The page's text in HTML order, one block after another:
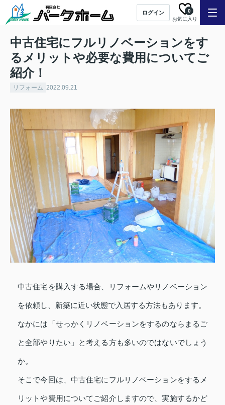
ログイン
お気に入り
0
中古住宅にフルリノベーションをす
るメリットや必要な費用についてご
紹介！
リフォーム 2022.09.21
中古住宅を購入する場合、リフォームやリノベーション
を依頼し、新築に近い状態で入居する方法もあります。
なかには「せっかくリノベーションをするのならまるご
と全部やりたい」と考える方も多いのではないでしょう
か。
そこで今回は、中古住宅にフルリノベーションをするメ
リットや費用についてご紹介しますので、実施するかど